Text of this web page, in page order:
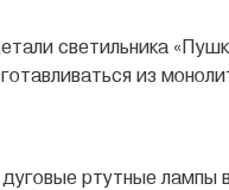
светильника
из
ртутные лампы